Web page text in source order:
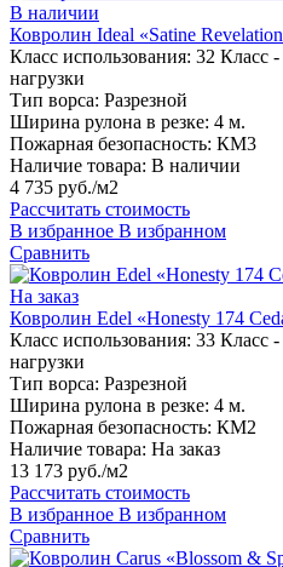
В наличии
Ковролин Ideal «Satine
Класс использования: 32 Класс
нагрузки
Тип ворса: Разрезной
Ширина рулона в резке: 4 м.
Пожарная безопасность: КМ3
Наличие товара: В наличии
4 735 руб./м2
Рассчитать стоимость
В избранное В избранном
Сравнить
На заказ
Ковролин Edel «Honesty 174
Класс использования: 33 Класс
нагрузки
Тип ворса: Разрезной
Ширина рулона в резке: 4 м.
Пожарная безопасность: КМ2
Наличие товара: На заказ
13 173 руб./м2
Рассчитать стоимость
В избранное В избранном
Сравнить